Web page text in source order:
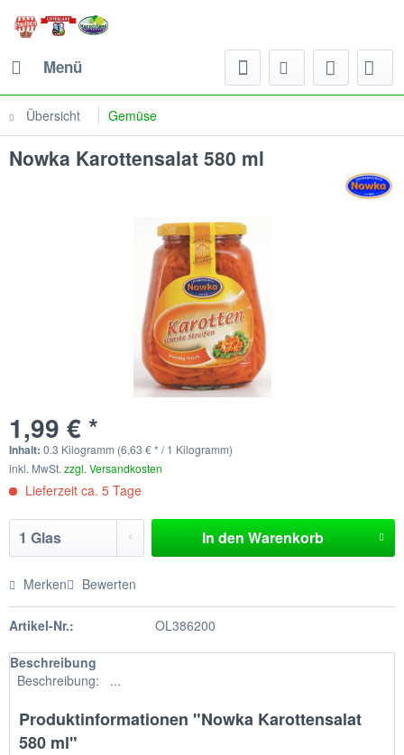
Menü
Übersicht Gemüse
Nowka Karottensalat 580 ml
1,99 € *
Inhalt: 0.3 Kilogramm (6,63 € * / 1 Kilogramm)
inkl. MwSt. zzgl. Versandkosten
Lieferzeit ca. 5 Tage
In den Warenkorb
Merken Bewerten
Artikel-Nr.: OL386200
Beschreibung
Beschreibung: ...
Produktinformationen "Nowka Karottensalat
580 ml"